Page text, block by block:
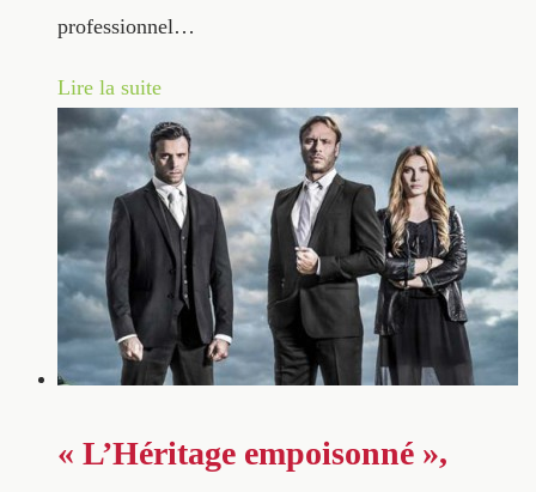
professionnel…
Lire la suite
« L’Héritage empoisonné »,